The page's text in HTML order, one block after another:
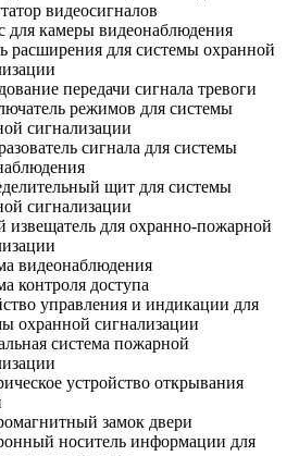
видеосигналов
для камеры видеонаблюдения
расширения для системы охранной
передачи сигнала тревоги
режимов для системы
сигнализации
сигнала для системы
щит для системы
сигнализации
извещатель для охранно-пожарной
видеонаблюдения
контроля доступа
управления и индикации для
охранной сигнализации
система пожарной
устройство открывания
замок двери
носитель информации для